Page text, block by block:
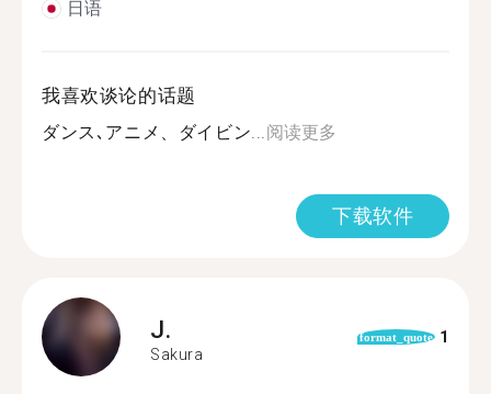
日语
我喜欢谈论的话题
ダンス､アニメ、ダイビン...阅读更多
下载软件
J.
Sakura
format_quote 1